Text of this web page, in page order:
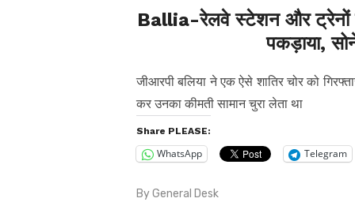
Ballia-रेलवे स्टेशन और ट्रेनों में
पकड़ाया,
जीआरपी बलिया ने एक ऐसे शातिर चोर को
कर उनका कीमती सामान चुरा लेता था
Share PLEASE:
WhatsApp Telegram
ByGeneral Desk